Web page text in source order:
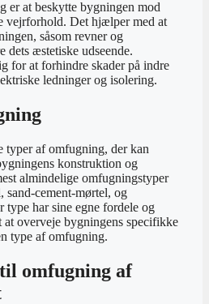
er at beskytte bygningen mod
vejrforhold. Det hjælper med at
såsom revner og
dets æstetiske udseende.
for at forhindre skader på indre
ledninger og isolering.
typer af omfugning, der kan
konstruktion og
almindelige omfugningstyper
sand-cement-mørtel, og
type har sine egne fordele og
at overveje bygningens specifikke
type af omfugning.
omfugning af